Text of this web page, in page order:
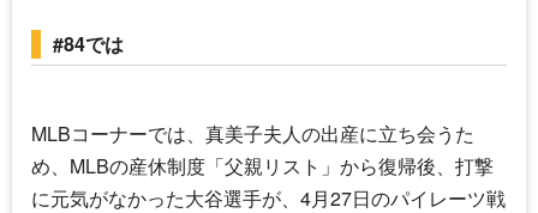
#84では
MLBコーナーでは、真美子夫人の出産に立ち会うた
め、MLBの産休制度「父親リスト」から復帰後、打撃
に元気がなかった大谷選手が、4月27日のパイレーツ戦